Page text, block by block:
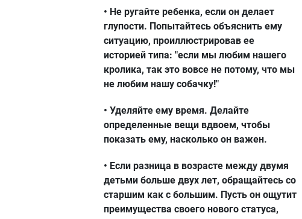
• Не ругайте ребенка, если он делает
глупости. Попытайтесь объяснить ему
ситуацию, проиллюстрировав ее
историей типа: "если мы любим нашего
кролика, так это вовсе не потому, что мы
не любим нашу собачку!"
• Уделяйте ему время. Делайте
определенные вещи вдвоем, чтобы
показать ему, насколько он важен.
• Если разница в возрасте между двумя
детьми больше двух лет, обращайтесь со
старшим как с большим. Пусть он ощутит
преимущества своего нового статуса,